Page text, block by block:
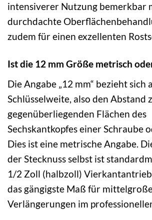
intensiverer Nutzung bemerkbar
durchdachte
zudem für einen exzellenten
Ist die 12 mm Größe metrisch
Die Angabe „12 mm“ bezieht sich
Schlüsselweite, also den Abstand
gegenüberliegenden Flächen des
Sechskantkopfes einer Schraube
Dies ist eine metrische Angabe.
der Stecknuss selbst ist
1/2 Zoll (halbzoll) Vierkantantrieb
das gängigste Maß für
Verlängerungen im